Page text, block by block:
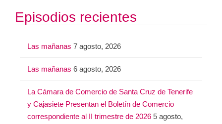
Episodios recientes
Las mañanas 7 agosto, 2026
Las mañanas 6 agosto, 2026
La Cámara de Comercio de Santa Cruz de Tenerife
y Cajasiete Presentan el Boletín de Comercio
correspondiente al II trimestre de 2026 5 agosto,